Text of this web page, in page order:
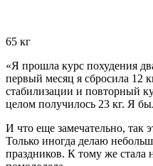
65 кг
«Я прошла курс похудения
первый месяц я сбросила 12
стабилизации и повторный
целом получилось 23 кг. Я
И что еще замечательно, так
Только иногда делаю
праздников. К тому же стала